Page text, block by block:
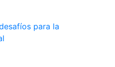
para la